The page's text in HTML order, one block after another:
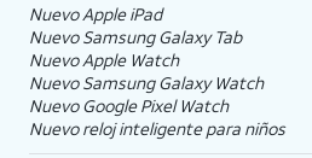
Nuevo Apple iPad
Nuevo Samsung Galaxy Tab
Nuevo Apple Watch
Nuevo Samsung Galaxy Watch
Nuevo Google Pixel Watch
Nuevo reloj inteligente para niños